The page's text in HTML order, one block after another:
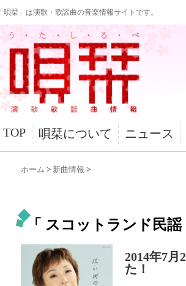
「唄栞」は演歌・歌謡曲の音楽情報サイトです。
TOP 唄栞について ニュース
ホーム > 新曲情報 >
「 スコットランド民謡
2014年7月
た！